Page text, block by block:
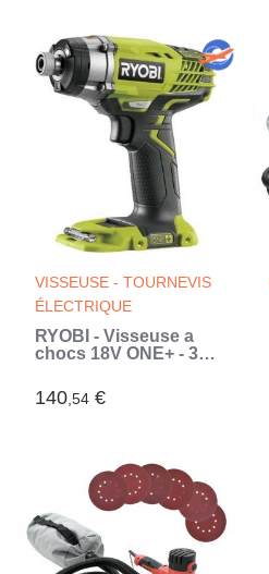
VISSEUSE - TOURNEVIS
ÉLECTRIQUE
RYOBI - Visseuse a
chocs 18V ONE+ - 3
Nm - emmanchement
hex 1/4 - R18ID3-0
140,54 €